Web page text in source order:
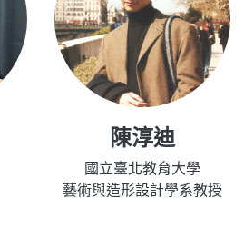
陳淳迪
國立臺北教育大學
藝術與造形設計學系教授